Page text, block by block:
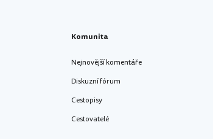
Komunita
Nejnovější komentáře
Diskuzní fórum
Cestopisy
Cestovatelé